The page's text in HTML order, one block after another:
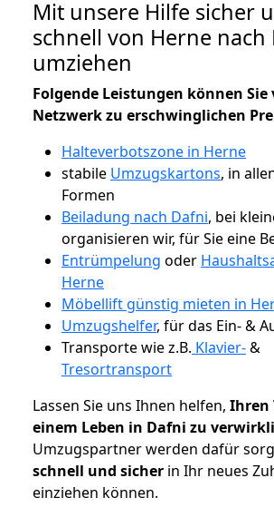
Mit unsere Hilfe sicher
schnell von Herne nach
umziehen
Folgende Leistungen können Sie
Netzwerk zu erschwinglichen
Halteverbotszone in Herne
stabile Umzugskartons, in
Formen
Beiladung nach Dafni, bei
organisieren wir, für Sie eine
Entrümpelung oder
Herne
Möbellift günstig mieten in
Umzugshelfer, für das Ein- &
Transporte wie z.B. Klavier-&
Tresortransport
Lassen Sie uns Ihnen helfen, Ihren
einem Leben in Dafni zu
Umzugspartner werden dafür
schnell und sicher in Ihr neues
einziehen können.